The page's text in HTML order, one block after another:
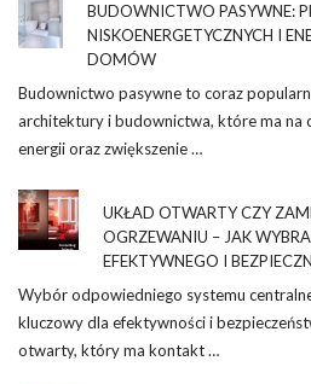
BUDOWNICTWO PASYWNE:
NISKOENERGETYCZNYCH I
DOMÓW
Budownictwo pasywne to coraz
architektury i budownictwa, które ma na
energii oraz zwiększenie …
UKŁAD OTWARTY CZY
OGRZEWANIU – JAK
EFEKTYWNEGO I
Wybór odpowiedniego systemu
kluczowy dla efektywności i
otwarty, który ma kontakt …